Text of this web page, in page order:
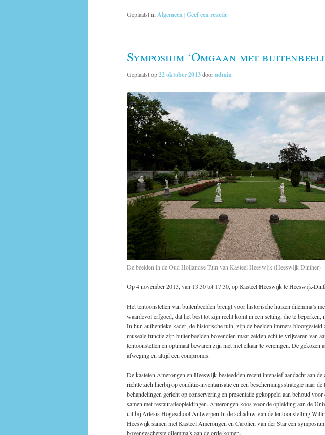
Geplaatst inAlgemeen |Geef een reactie
Symposium ‘Omgaan met
Geplaatst op22 oktober 2013dooradmin
De beelden in de Oud Hollandse Tuin van Kasteel Heeswijk (Heeswijk-Dinther)
Op 4 november 2013, van 13:30 tot 17:30, op Kasteel Heeswijk te Heeswijk-
Het tentoonstellen van buitenbeelden brengt voor historische huizen dilemma’s
waardevol erfgoed, dat het best tot zijn recht komt in een setting, die te beperken,
In hun authentieke kader, de historische tuin, zijn de beelden immers
museale functie zijn buitenbeelden bovendien maar zelden echt te vrijwaren van
tentoonstellen en optimaal bewaren zijn niet met elkaar te verenigen. De gekozen
afweging en altijd een compromis.
De kastelen Amerongen en Heeswijk besteedden recent intensief aandacht aan
richtte zich hierbij op conditie-inventarisatie en een beschermingsstrategie naar
behandelingen gericht op conservering en presentatie gekoppeld aan behoud
samen met restauratieopleidingen. Amerongen koos voor de opleiding aan de
uit bij Artesis Hogeschool Antwerpen.In de schaduw van de tentoonstelling
Heeswijk samen met Kasteel Amerongen en Carolien van der Star een
bovengeschetste dilemma’s aan de orde komen.